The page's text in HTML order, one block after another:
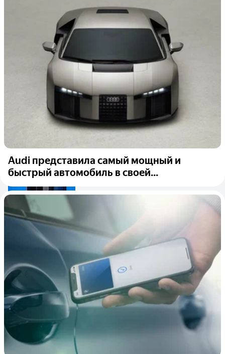
Audi представила самый мощный и
быстрый автомобиль в своей...